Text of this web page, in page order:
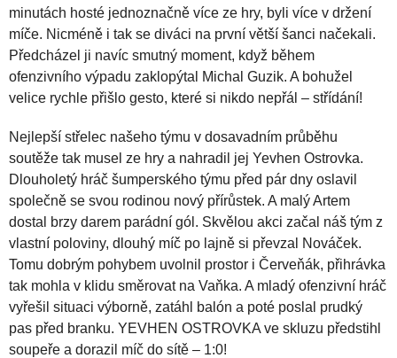
minutách hosté jednoznačně více ze hry, byli více v držení
míče. Nicméně i tak se diváci na první větší šanci načekali.
Předcházel ji navíc smutný moment, když během
ofenzivního výpadu zaklopýtal Michal Guzik. A bohužel
velice rychle přišlo gesto, které si nikdo nepřál – střídání!
Nejlepší střelec našeho týmu v dosavadním průběhu
soutěže tak musel ze hry a nahradil jej Yevhen Ostrovka.
Dlouholetý hráč šumperského týmu před pár dny oslavil
společně se svou rodinou nový přírůstek. A malý Artem
dostal brzy darem parádní gól. Skvělou akci začal náš tým z
vlastní poloviny, dlouhý míč po lajně si převzal Nováček.
Tomu dobrým pohybem uvolnil prostor i Červeňák, přihrávka
tak mohla v klidu směrovat na Vaňka. A mladý ofenzivní hráč
vyřešil situaci výborně, zatáhl balón a poté poslal prudký
pas před branku. YEVHEN OSTROVKA ve skluzu předstihl
soupeře a dorazil míč do sítě – 1:0!